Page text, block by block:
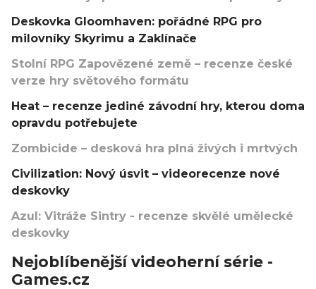
Deskovka Gloomhaven: pořádné RPG pro
milovníky Skyrimu a Zaklínače
Stolní RPG Zapovězené země – recenze české
verze hry světového formátu
Heat – recenze jediné závodní hry, kterou doma
opravdu potřebujete
Zombicide – desková hra plná živých i mrtvých
Civilization: Nový úsvit – videorecenze nové
deskovky
Azul: Vitráže Sintry - recenze skvělé umělecké
deskovky
Nejoblíbenější videoherní série -
Games.cz